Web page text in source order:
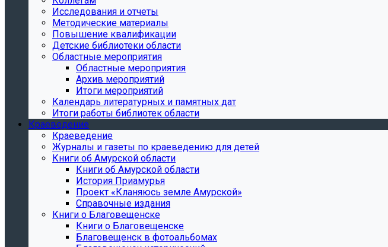
Исследования и отчеты
Методические материалы
Повышение квалификации
Детские библиотеки области
Областные мероприятия
Областные мероприятия
Архив мероприятий
Итоги мероприятий
Календарь литературных и памятных дат
Итоги работы библиотек области
Краеведение
Краеведение
Журналы и газеты по краеведению для детей
Книги об Амурской области
Книги об Амурской области
История Приамурья
Проект «Кланяюсь земле Амурской»
Справочные издания
Книги о Благовещенске
Книги о Благовещенске
Благовещенск в фотоальбомах